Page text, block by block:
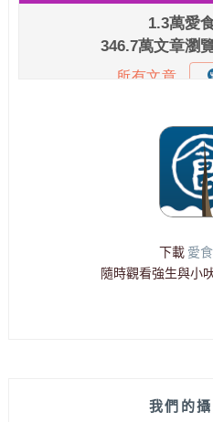
下載 愛
隨時觀看強生與小
我們的